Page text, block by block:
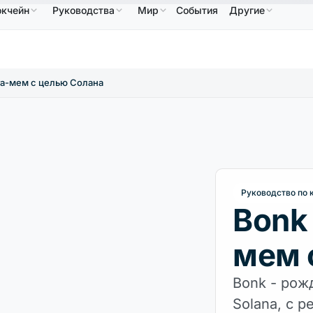
586,64 $ ↑2.10% USDCUSDC0,9995 $↑0.00% XRPXRP 1,09 $↑2.30%
Руководства Мир События Другие
мем с целью Солана
Руководство по
мем
Bonk -
Solana, с